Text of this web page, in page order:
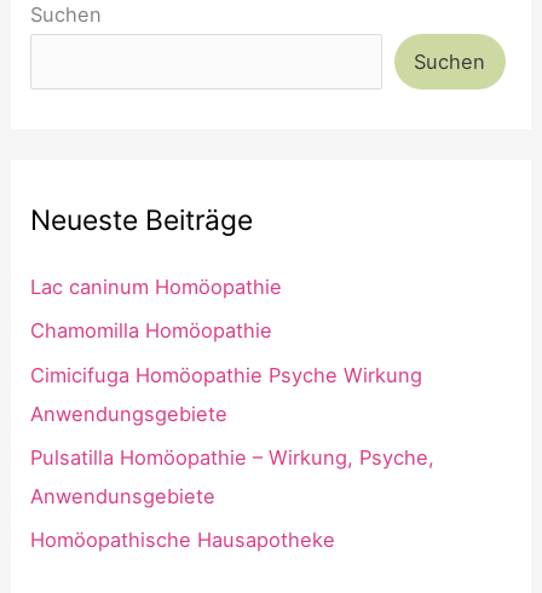
Suchen
Suchen
Neueste Beiträge
Lac caninum Homöopathie
Chamomilla Homöopathie
Cimicifuga Homöopathie Psyche Wirkung
Anwendungsgebiete
Pulsatilla Homöopathie – Wirkung, Psyche,
Anwendunsgebiete
Homöopathische Hausapotheke